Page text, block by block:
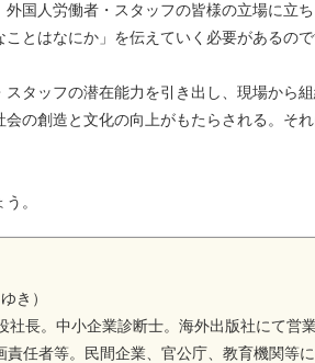
国人労働者・スタッフの皆様の立場に立
とはなにか」を伝えていく必要があるので
タッフの潜在能力を引き出し、現場から
の創造と文化の向上がもたらされる。そ
。
き）
社長。中小企業診断士。海外出版社にて営
任者等。民間企業、官公庁、教育機関等